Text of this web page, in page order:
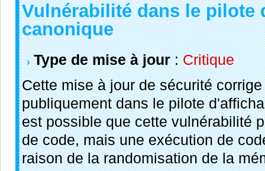
Vulnérabilité dans le pilote
canonique
Type de mise à jour:Critique
Cette mise à jour de sécurité
publiquement dans le pilote
est possible que cette vulnérabilité
de code, mais une exécution de
raison de la randomisation de la